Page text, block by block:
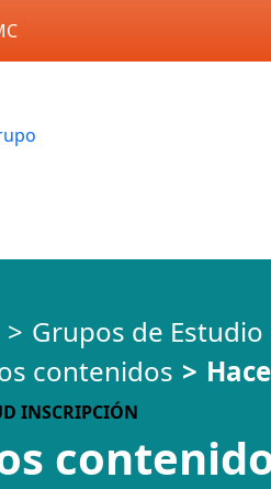
Grupos de Estudio
contenidos
INSCRIPCIÓN